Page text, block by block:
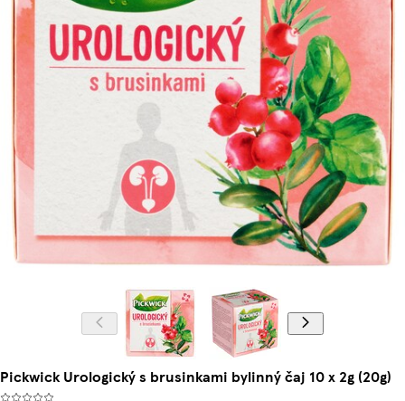
Pickwick Urologický s brusinkami bylinný čaj 10 x 2g (20g)